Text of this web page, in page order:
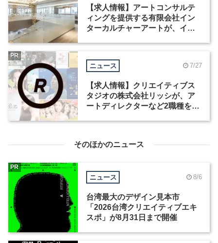
【求人情報】アートコンサルテ
ィングを提供する有限会社イン
ターカルチャーアートが、イン
ニュース 7/27
【求人情報】クリエイティブス
タジオの株式会社リッシが、ア
ートディレクターなど2職種を募
PR
そのほかのニュース
ニュース 8/6
台湾最大のデザイン見本市
「2026台湾クリエイティブエキ
スポ」が8月31日まで開催
PR